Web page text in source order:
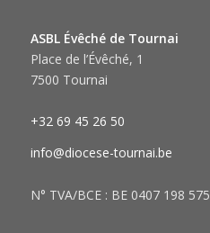
ASBL Évêché de Tournai
Place de l’Évêché, 1
7500 Tournai
+32 69 45 26 50
info@diocese-tournai.be
N° TVA/BCE : BE 0407 198 575